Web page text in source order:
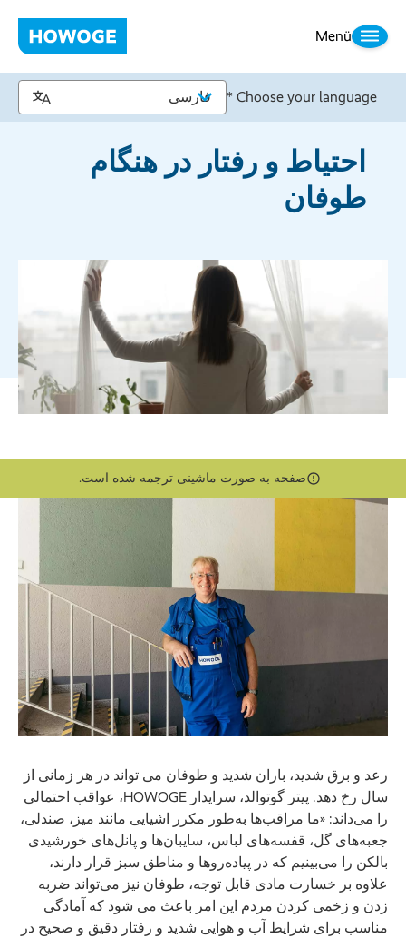
Menü
Choose your language *
احتیاط و رفتار در هنگام
طوفان
صفحه به صورت ماشینی ترجمه شده است.
رعد و برق شدید، باران شدید و طوفان می تواند در هر زمانی از
سال رخ دهد. پیتر گوتوالد، سرایدار HOWOGE، عواقب احتمالی
را می‌داند: «ما مراقب‌ها به‌طور مکرر اشیایی مانند میز، صندلی،
جعبه‌های گل، قفسه‌های لباس، سایبان‌ها و پانل‌های خورشیدی
بالکن را می‌بینیم که در پیاده‌روها و مناطق سبز قرار دارند،
علاوه بر خسارت مادی قابل توجه، طوفان نیز می‌تواند ضربه
زدن و زخمی کردن مردم این امر باعث می شود که آمادگی
مناسب برای شرایط آب و هوایی شدید و رفتار دقیق و صحیح در